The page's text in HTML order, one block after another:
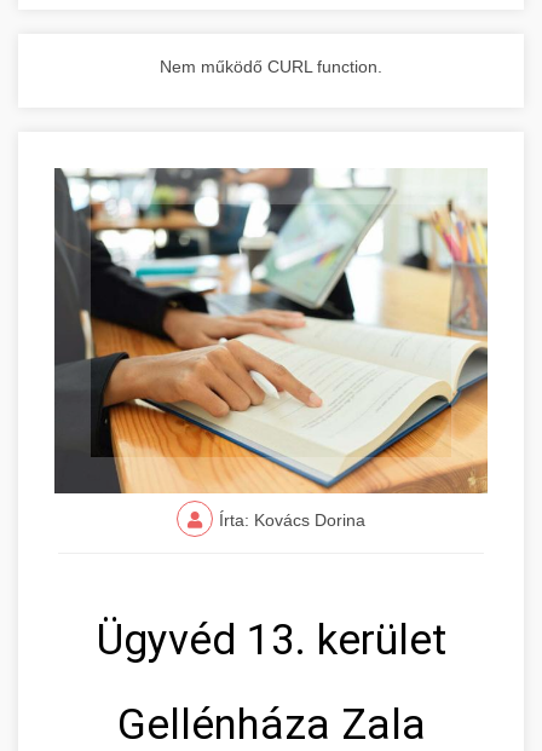
Nem működő CURL function.
Írta: Kovács Dorina
Ügyvéd 13. kerület
Gellénháza Zala